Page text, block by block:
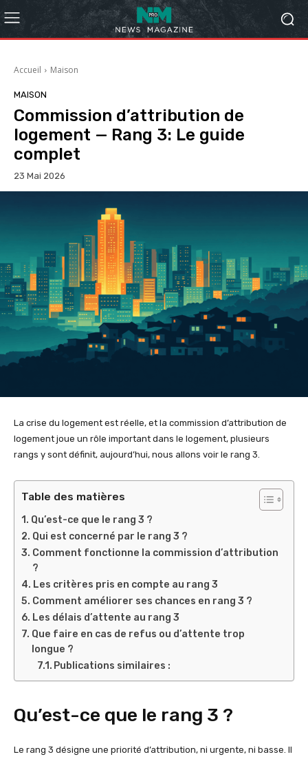
Accueil Maison
MAISON
Commission d’attribution de
logement — Rang 3: Le guide
complet
23 Mai 2026
La crise du logement est réelle, et la commission d’attribution de
logement joue un rôle important dans le logement, plusieurs
rangs y sont définit, aujourd’hui, nous allons voir le rang 3.
Table des matières
Qu’est-ce que le rang 3 ?
Qui est concerné par le rang 3 ?
Comment fonctionne la commission d’attribution
?
Les critères pris en compte au rang 3
Comment améliorer ses chances en rang 3 ?
Les délais d’attente au rang 3
Que faire en cas de refus ou d’attente trop
longue ?
Publications similaires :
Qu’est-ce que le rang 3 ?
Le rang 3 désigne une priorité d’attribution, ni urgente, ni basse. Il